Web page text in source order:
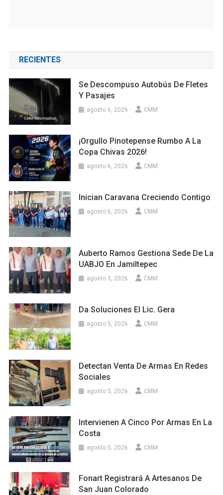
RECIENTES
Se Descompuso Autobús De Fletes
Y Pasajes
agosto 6, 2026 CMM
¡Orgullo Pinotepense Rumbo A La
Copa Chivas 2026!
agosto 6, 2026 CMM
Inician Caravana Creciendo Contigo
agosto 6, 2026 CMM
Auberto Ramos Gestiona Sede De La
UABJO En Jamiltepec
agosto 5, 2026 CMM
Da Soluciones El Lic. Gera
agosto 5, 2026 CMM
Detectan Venta De Armas En Redes
Sociales
agosto 5, 2026 CMM
Intervienen A Cinco Por Armas En La
Costa
agosto 5, 2026 CMM
Fonart Registrará A Artesanos De
San Juan Colorado